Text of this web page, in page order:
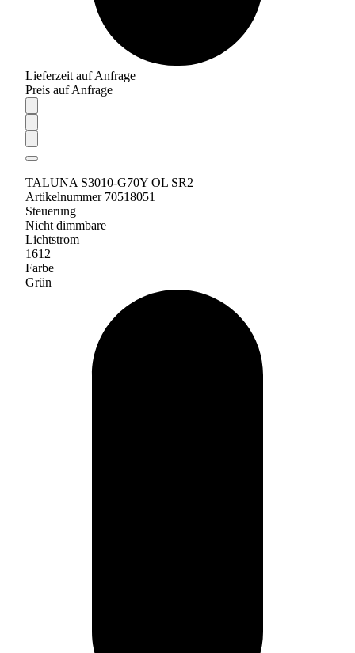
Lieferzeit auf Anfrage
Preis auf Anfrage
TALUNA S3010-G70Y OL SR2
Artikelnummer 70518051
Steuerung
Nicht dimmbare
Lichtstrom
1612
Farbe
Grün